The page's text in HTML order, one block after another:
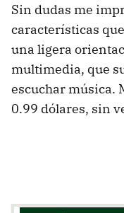
Sin dudas me
características
una ligera
multimedia, que
escuchar música.
0.99 dólares, sin